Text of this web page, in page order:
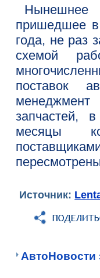
пришедшее в
года, не раз
схемой
поставок
запчастей,
месяцы
Источник:
АвтоНовости